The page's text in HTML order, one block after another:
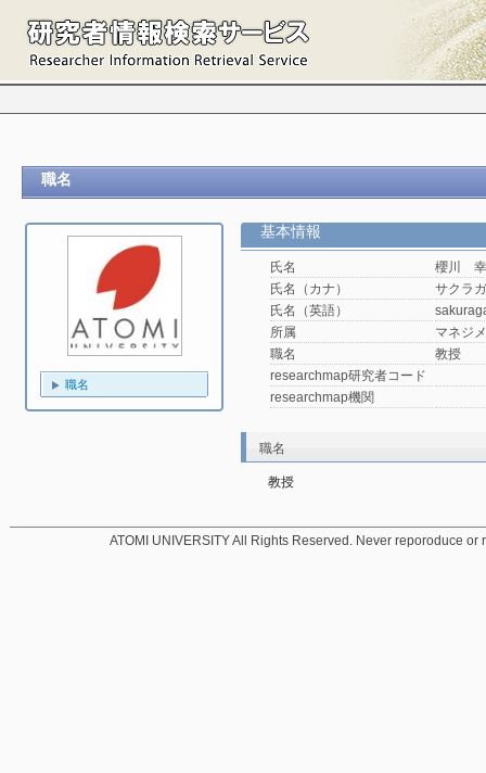
職名
職名
基本情報
氏名
櫻川
氏名（カナ）
サクラ
氏名（英語）
所属
マネジ
職名
教授
researchmap研究者コード
researchmap機関
職名
教授